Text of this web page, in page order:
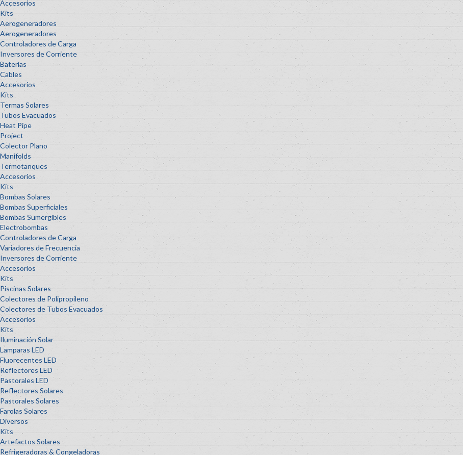
Accesorios
Kits
Aerogeneradores
Aerogeneradores
Controladores de Carga
Inversores de Corriente
Baterías
Cables
Accesorios
Kits
Termas Solares
Tubos Evacuados
Heat Pipe
Project
Colector Plano
Manifolds
Termotanques
Accesorios
Kits
Bombas Solares
Bombas Superficiales
Bombas Sumergibles
Electrobombas
Controladores de Carga
Variadores de Frecuencia
Inversores de Corriente
Accesorios
Kits
Piscinas Solares
Colectores de Polipropileno
Colectores de Tubos Evacuados
Accesorios
Kits
Iluminación Solar
Lamparas LED
Fluorecentes LED
Reflectores LED
Pastorales LED
Reflectores Solares
Pastorales Solares
Farolas Solares
Diversos
Kits
Artefactos Solares
Refrigeradoras & Congeladoras